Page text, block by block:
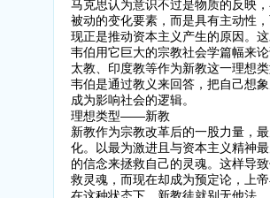
马克思认为意识不过是物质的反映
被动的变化要素，而是具有主动性
现正是推动资本主义产生的原因。
韦伯用它巨大的宗教社会学篇幅来
太教、印度教等作为新教这一理想
韦伯是通过教义来回答，把自己想
成为影响社会的逻辑。
理想类型——新教
新教作为宗教改革后的一股力量，
化。以最为激进且与资本主义精神
的信念来拯救自己的灵魂。这样导
救灵魂，而现在却成为预定论，上
在这种状态下，新教徒就别无他法